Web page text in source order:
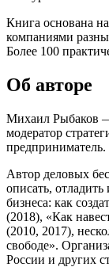
Книга основана
компаниями
Более 100
Об авторе
Михаил Рыбаков
модератор
предприниматель.
Автор деловых
описать,
бизнеса: как
(2018), «Как
(2010, 2017),
свободе».
России и других